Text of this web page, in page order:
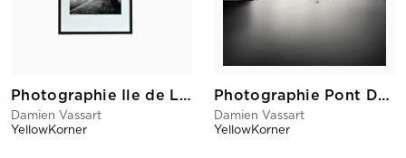
Photographie Ile de La Cite
Damien Vassart
YellowKorner
Photographie Pont Des Arts
Damien Vassart
YellowKorner